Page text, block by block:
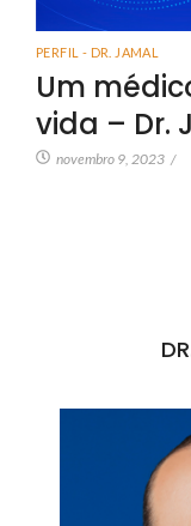
PERFIL - DR. JAMAL
Um
vida – Dr.
novembro 9, 2023 /